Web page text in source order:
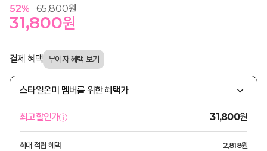
52% 65,800원
31,800원
결제 혜택
스타일온미 멤버를 위한 혜택가
최고할인가 31,800원
최대 적립 혜택 2,818원